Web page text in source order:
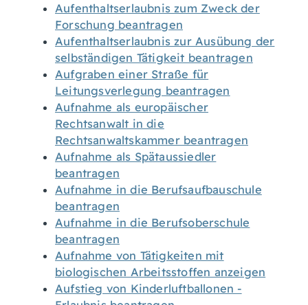
Aufenthaltserlaubnis zum Zweck der
Forschung beantragen
Aufenthaltserlaubnis zur Ausübung der
selbständigen Tätigkeit beantragen
Aufgraben einer Straße für
Leitungsverlegung beantragen
Aufnahme als europäischer
Rechtsanwalt in die
Rechtsanwaltskammer beantragen
Aufnahme als Spätaussiedler
beantragen
Aufnahme in die Berufsaufbauschule
beantragen
Aufnahme in die Berufsoberschule
beantragen
Aufnahme von Tätigkeiten mit
biologischen Arbeitsstoffen anzeigen
Aufstieg von Kinderluftballonen -